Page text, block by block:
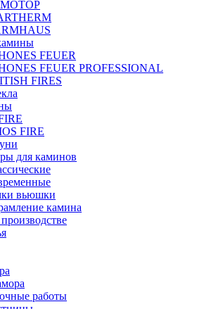
FEUER
FEUER PROFESSIONAL
FIRES
FIRE
для каминов
вьюшки
камина
работы